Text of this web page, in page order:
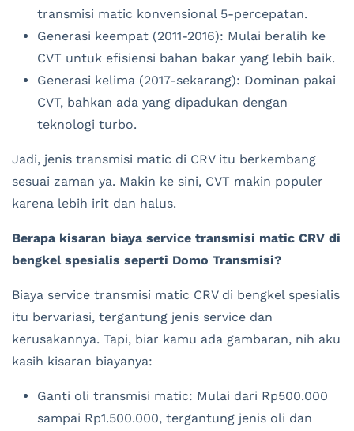
transmisi matic konvensional 5-percepatan.
Generasi keempat (2011-2016): Mulai beralih ke
CVT untuk efisiensi bahan bakar yang lebih baik.
Generasi kelima (2017-sekarang): Dominan pakai
CVT, bahkan ada yang dipadukan dengan
teknologi turbo.
Jadi, jenis transmisi matic di CRV itu berkembang
sesuai zaman ya. Makin ke sini, CVT makin populer
karena lebih irit dan halus.
Berapa kisaran biaya service transmisi matic CRV di
bengkel spesialis seperti Domo Transmisi?
Biaya service transmisi matic CRV di bengkel spesialis
itu bervariasi, tergantung jenis service dan
kerusakannya. Tapi, biar kamu ada gambaran, nih aku
kasih kisaran biayanya:
Ganti oli transmisi matic: Mulai dari Rp500.000
sampai Rp1.500.000, tergantung jenis oli dan